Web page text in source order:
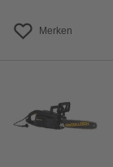
Merken